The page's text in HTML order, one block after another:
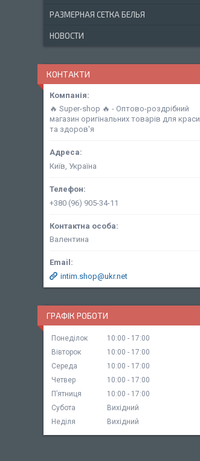
РАЗМЕРНАЯ СЕТКА БЕЛЬЯ
НОВОСТИ
КОНТАКТИ
🔥 Super-shop 🔥 - Оптово-роздрібний
магазин оригінальних товарів для краси
та здоров'я
Київ, Україна
+380 (96) 905-34-11
Валентина
intim.shop@ukr.net
ГРАФІК РОБОТИ
Понеділок 10:00
17:00
Вівторок
10:00
17:00
Середа
10:00
17:00
Четвер
10:00
17:00
Пʼятниця
10:00
17:00
Субота
Вихідний
Неділя
Вихідний